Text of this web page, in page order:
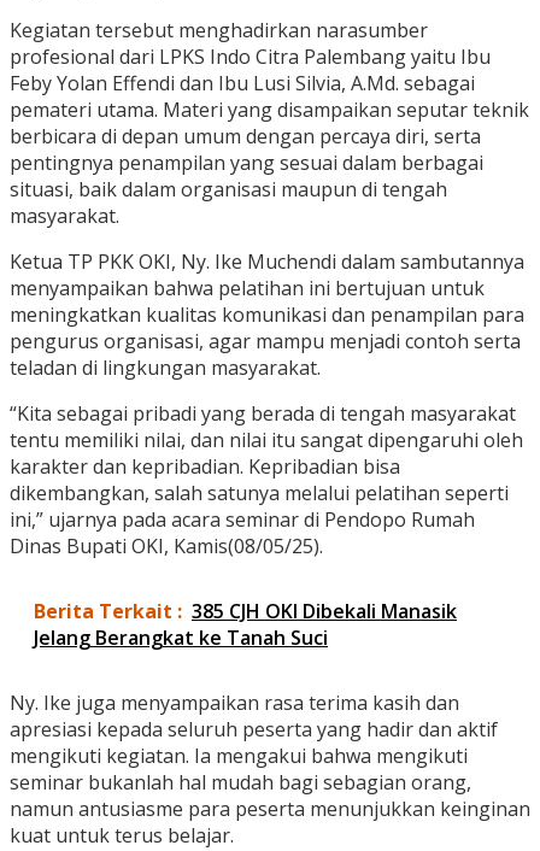
Kegiatan tersebut menghadirkan narasumber
profesional dari LPKS Indo Citra Palembang yaitu Ibu
Feby Yolan Effendi dan Ibu Lusi Silvia, A.Md. sebagai
pemateri utama. Materi yang disampaikan seputar teknik
berbicara di depan umum dengan percaya diri, serta
pentingnya penampilan yang sesuai dalam berbagai
situasi, baik dalam organisasi maupun di tengah
masyarakat.
Ketua TP PKK OKI, Ny. Ike Muchendi dalam sambutannya
menyampaikan bahwa pelatihan ini bertujuan untuk
meningkatkan kualitas komunikasi dan penampilan para
pengurus organisasi, agar mampu menjadi contoh serta
teladan di lingkungan masyarakat.
“Kita sebagai pribadi yang berada di tengah masyarakat
tentu memiliki nilai, dan nilai itu sangat dipengaruhi oleh
karakter dan kepribadian. Kepribadian bisa
dikembangkan, salah satunya melalui pelatihan seperti
ini,” ujarnya pada acara seminar di Pendopo Rumah
Dinas Bupati OKI, Kamis(08/05/25).
Berita Terkait : 385 CJH OKI Dibekali Manasik
Jelang Berangkat ke Tanah Suci
Ny. Ike juga menyampaikan rasa terima kasih dan
apresiasi kepada seluruh peserta yang hadir dan aktif
mengikuti kegiatan. Ia mengakui bahwa mengikuti
seminar bukanlah hal mudah bagi sebagian orang,
namun antusiasme para peserta menunjukkan keinginan
kuat untuk terus belajar.